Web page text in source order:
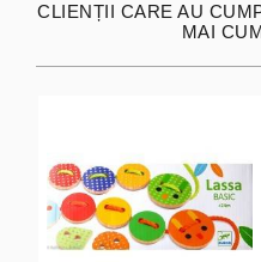
CLIENȚII CARE AU
MAI